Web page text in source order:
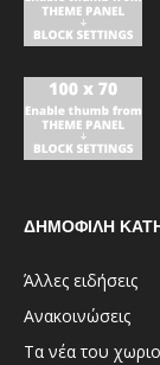
ΔΗΜΟΦΙΛΗ
Άλλες ειδήσεις
Ανακοινώσεις
Τα νέα του